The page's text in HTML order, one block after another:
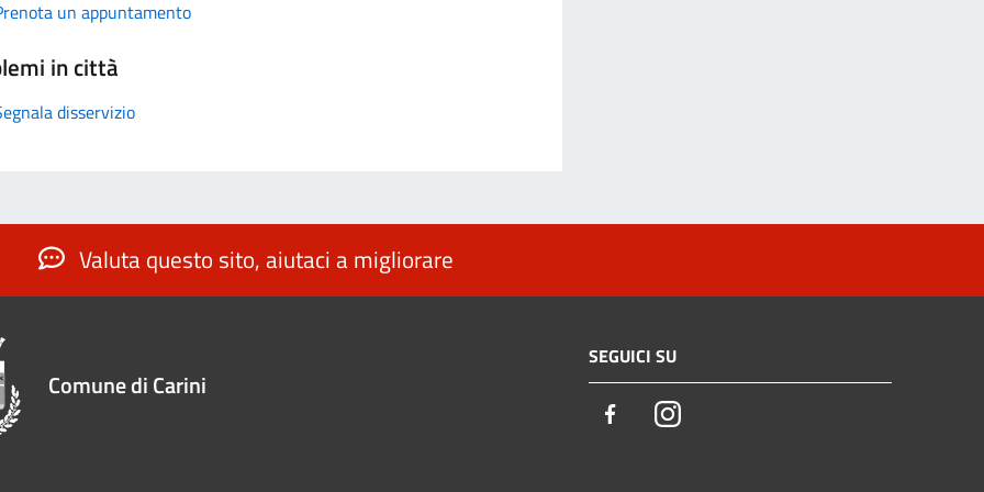
un appuntamento
in città
disservizio
Valuta questo sito, aiutaci a migliorare
Comune di Carini
SEGUICI SU
FacebookInstagram